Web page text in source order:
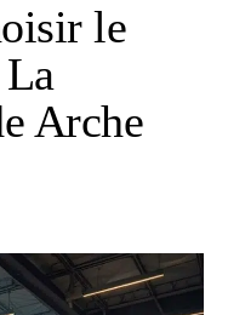
le
Arche